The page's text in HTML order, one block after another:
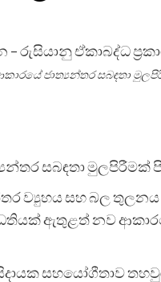
ජාත්‍යන්තර සබඳතා
සබඳතා මුලපිරීමක්
ව්‍යුහය සහ බල
ඇතුළත් නව
සහයෝගීතාව